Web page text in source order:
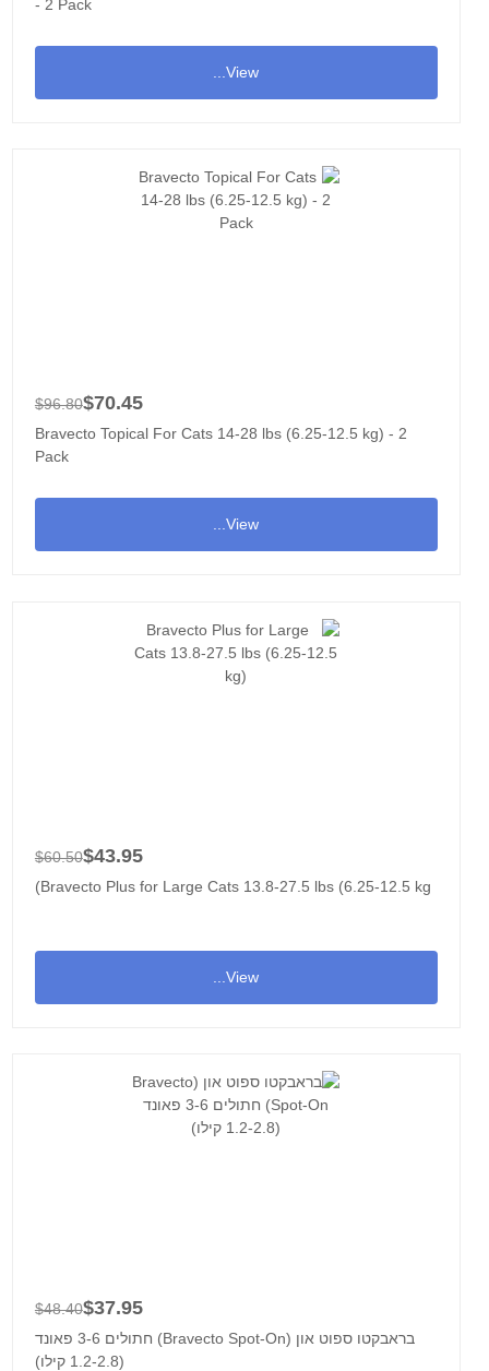
- 2 Pack
View...
$70.45
$96.80
Bravecto Topical For Cats 14-28 lbs (6.25-12.5 kg) - 2
Pack
View...
$43.95
$60.50
Bravecto Plus for Large Cats 13.8-27.5 lbs (6.25-12.5 kg)
View...
$37.95
$48.40
בראבקטו ספוט און (Bravecto Spot-On) חתולים 3-6 פאונד
(1.2-2.8 קילו)